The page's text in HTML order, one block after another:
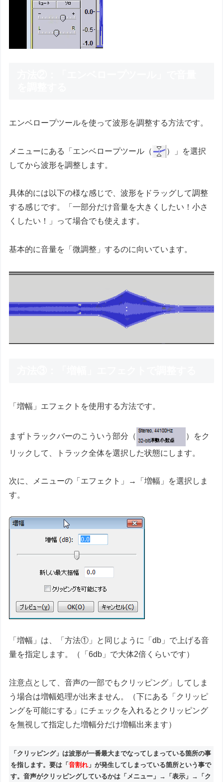
エンベロープツールを使って波形を調整する方法です。
メニューにある「エンベロープツール（
）」を選択
してから波形を調整します。
具体的には以下の様な感じで、波形をドラッグして調整
する感じです。「一部分だけ音量を大きくしたい！小さ
くしたい！」って場合でも使えます。
基本的に音量を「微調整」するのに向いています。
「増幅」エフェクトを使用する方法です。
まずトラックバーのこういう部分（
）をク
リックして、トラック全体を選択した状態にします。
次に、メニューの「エフェクト」→「増幅」を選択しま
す。
「増幅」は、「方法①」と同じように「db」で上げる音
量を指定します。（「6db」で大体2倍くらいです）
注意点として、音声の一部でもクリッピング」してしま
う場合は増幅処理が出来ません。（下にある「クリッピ
ングを可能にする」にチェックを入れるとクリッピング
を無視して指定した増幅分だけ増幅出来ます）
「クリッピング」は波形が一番最大までなってしまっている箇所の事
を指します。要は「音割れ 」が発生してしまっている箇所という事で
す。音声がクリッピングしているかは「メニュー」→「表示」→「ク